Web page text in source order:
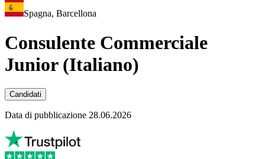
Spagna, Barcellona
Consulente Commerciale
Junior (Italiano)
Candidati
Data di pubblicazione 28.06.2026